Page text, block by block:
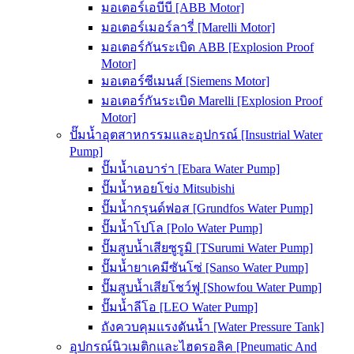
มอเตอร์เอบีบี [ABB Motor]
มอเตอร์เมอร์ลารี่ [Marelli Motor]
มอเตอร์กันระเบิด ABB [Explosion Proof
Motor]
มอเตอร์ซีเมนส์ [Siemens Motor]
มอเตอร์กันระเบิด Marelli [Explosion Proof
Motor]
ปั๊มน้ำอุตสาหกรรมและอุปกรณ์ [Insustrial Water
Pump]
ปั๊มน้ำเอบาร่า [Ebara Water Pump]
ปั๊มน้ำหอยโข่ง Mitsubishi
ปั๊มน้ำกรุนด์ฟอส [Grundfos Water Pump]
ปั๊มน้ำโปโล [Polo Water Pump]
ปั๊มสูบน้ำเสียซูรูมิ [TSurumi Water Pump]
ปั๊มน้ำยาเคมีซันโซ่ [Sanso Water Pump]
ปั๊มสูบน้ำเสียโชว์ฟู [Showfou Water Pump]
ปั๊มน้ำลีโอ [LEO Water Pump]
ถังควบคุมแรงดันน้ำ [Water Pressure Tank]
อุปกรณ์นิวเมติกและไฮดรอลิค [Pneumatic And